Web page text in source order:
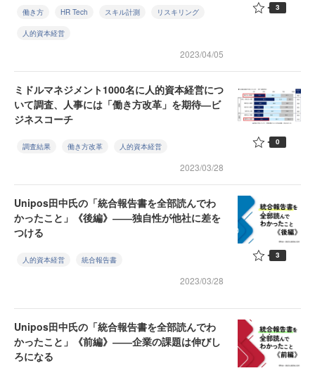
働き方 HR Tech スキル計測 リスキリング
人的資本経営
2023/04/05
3
ミドルマネジメント1000名に人的資本経営につ
いて調査、人事には「働き方改革」を期待―ビ
ジネスコーチ
調査結果 働き方改革 人的資本経営
2023/03/28
0
Unipos田中氏の「統合報告書を全部読んでわ
かったこと」《後編》――独自性が他社に差を
つける
人的資本経営 統合報告書
2023/03/28
3
Unipos田中氏の「統合報告書を全部読んでわ
かったこと」《前編》――企業の課題は伸びし
ろになる